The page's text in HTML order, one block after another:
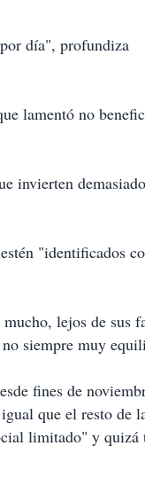
día", profundiza
lamentó no
invierten
"identificados
lejos de sus
siempre muy
fines de
que el resto de
limitado" y quizá